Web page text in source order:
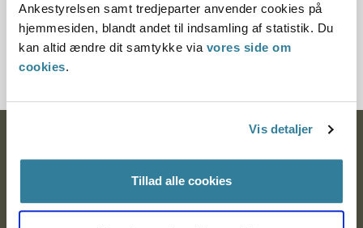
Ankestyrelsen samt tredjeparter anvender cookies på
hjemmesiden, blandt andet til indsamling af statistik. Du
kan altid ændre dit samtykke via vores side om
cookies.
Vis detaljer
Tillad alle cookies
Journalnummer
20854-92
Nytorv 7, 2. sal